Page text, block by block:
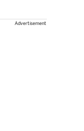
Advertisement